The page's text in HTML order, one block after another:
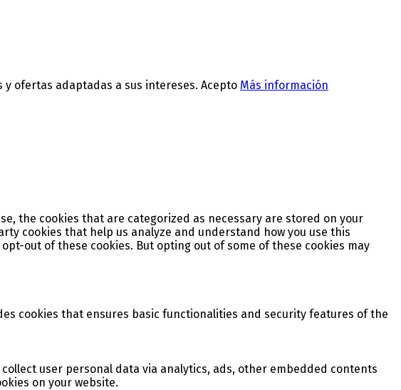
y ofertas adaptadas a sus intereses. Acepto Más información
the cookies that are categorized as necessary are stored on your
cookies that help us analyze and understand how you use this
out of these cookies. But opting out of some of these cookies may
cookies that ensures basic functionalities and security features of the
user personal data via analytics, ads, other embedded contents
on your website.